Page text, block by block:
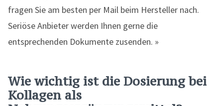
fragen Sie am besten per Mail beim Hersteller nach.
Seriöse Anbieter werden Ihnen gerne die
entsprechenden Dokumente zusenden. »
Wie wichtig ist die Dosierung bei
Kollagen als